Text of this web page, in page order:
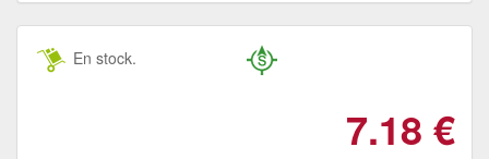
En stock.
7.18 €